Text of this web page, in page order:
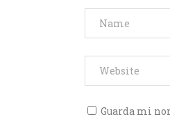
Guarda mi